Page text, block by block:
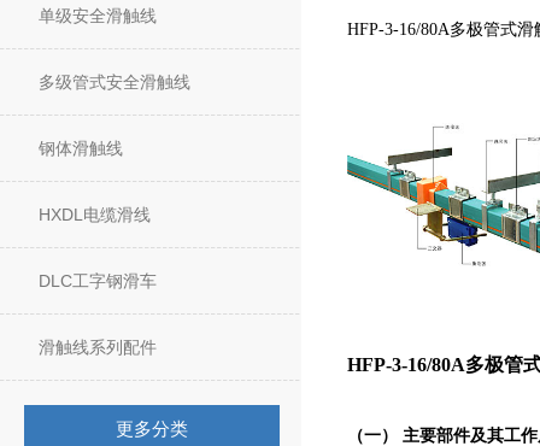
单级安全滑触线
多级管式安全滑触线
钢体滑触线
HXDL电缆滑线
DLC工字钢滑车
滑触线系列配件
更多分类
HFP-3-16/80A多极管式滑
HFP-3-16/80A多极管
（一） 主要部件及其工